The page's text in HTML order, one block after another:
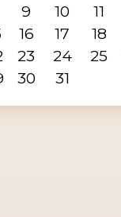
9 10 11
16 17 18
23 24 25
30 31